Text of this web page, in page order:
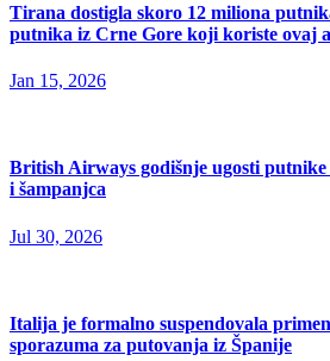
Tirana dostigla skoro 12 miliona
putnika iz Crne Gore koji koriste ovaj
Jan 15, 2026
British Airways godišnje ugosti putnike
i šampanjca
Jul 30, 2026
Italija je formalno suspendovala
sporazuma za putovanja iz Španije